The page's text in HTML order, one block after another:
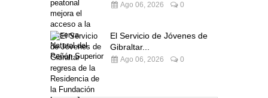
Ago 06, 2026 0
El Servicio de Jóvenes de
Gibraltar...
Ago 06, 2026 0